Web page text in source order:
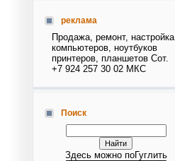
реклама
Продажа, ремонт, настройка
компьютеров, ноутбуков
принтеров, планшетов Сот.
+7 924 257 30 02 МКС
Поиск
Здесь можно поГуглить